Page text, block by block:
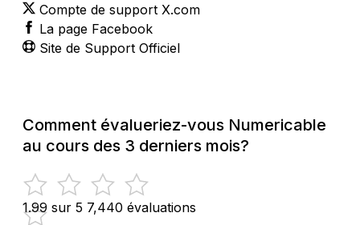
Compte de support X.com
La page Facebook
Site de Support Officiel
Comment évalueriez-vous Numericable
au cours des 3 derniers mois?
1.99 sur 5 7,440 évaluations